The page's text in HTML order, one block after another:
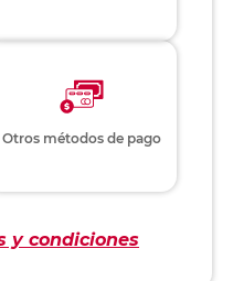
Otros métodos de pago
y condiciones